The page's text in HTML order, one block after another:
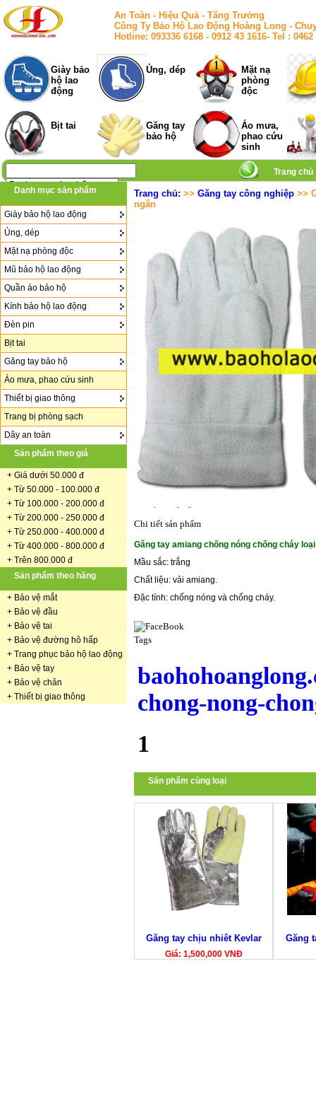
An Toàn - Hiệu Quả - Tăng Trưởng
Công Ty Bảo Hộ Lao Động Hoàng Long -
Hotline: 093336 6168 - 0912 43 1616- Tel :
Giày bảo
hộ lao
động
Ủng, dép
Mặt nạ
phòng
độc
Bịt tai
Găng tay
bảo hộ
Áo mưa,
phao cứu
sinh
Trang chủ
Danh mục sản phẩm
Giày bảo hộ lao động
Ủng, dép
Mặt nạ phòng độc
Mũ bảo hộ lao động
Quần áo bảo hộ
Kính bảo hộ lao động
Đèn pin
Bịt tai
Găng tay bảo hộ
Áo mưa, phao cứu sinh
Thiết bị giao thông
Trang bị phòng sạch
Dây an toàn
Sản phẩm theo giá
+ Giá dưới 50.000 đ
+ Từ 50.000 - 100.000 đ
+ Từ 100.000 - 200.000 đ
+ Từ 200.000 - 250.000 đ
+ Từ 250.000 - 400.000 đ
+ Từ 400.000 - 800.000 đ
+ Trên 800.000 đ
Sản phẩm theo hãng
+ Bảo vệ mắt
+ Bảo vệ đầu
+ Bảo vệ tai
+ Bảo vệ đường hô hấp
+ Trang phục bảo hộ lao động
+ Bảo vệ tay
+ Bảo vệ chân
+ Thiết bị giao thông
Trang chủ: >> Găng tay công nghiệp >>
ngắn
Chi tiết sản phẩm
Găng tay amiang chống nóng chống cháy
Mầu sắc: trắng
Chất liệu: vải amiang.
Đặc tính: chống nóng và chống cháy.
Tags
chong-nong-
1
Sản phẩm cùng loại
Găng tay chịu nhiêt Kevlar
Giá: 1,500,000 VNĐ
Găng